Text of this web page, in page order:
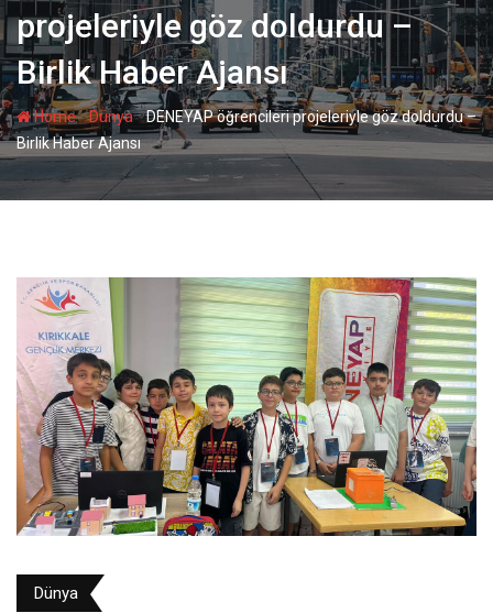
projeleriyle göz doldurdu –
Birlik Haber Ajansı
Home-Dünya-DENEYAP öğrencileri projeleriyle göz doldurdu –
Birlik Haber Ajansı
Dünya